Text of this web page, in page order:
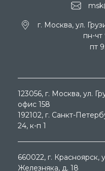
г. Москва, ул.
пн-
пт
123056, г. Москва, ул.
офис 158
192102, г. Санкт-
24, к-п 1
660022, г. Красноярск,
Железняка, д. 18